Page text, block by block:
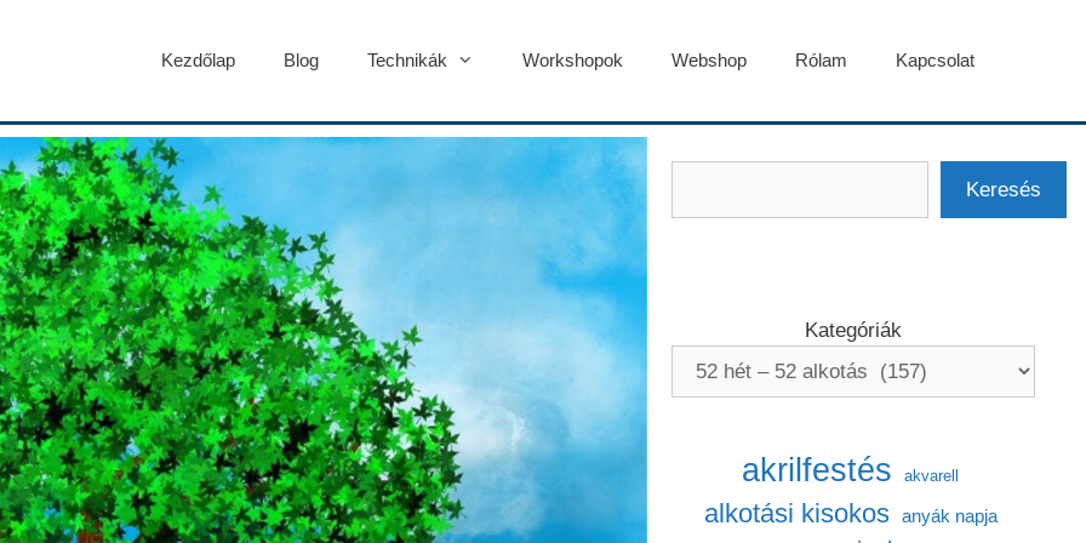
Kezdőlap Blog Technikák Workshopok Webshop Rólam Kapcsolat
Keresés
Kategóriák
akrilfestés akvarell
alkotási kisokos anyák napja